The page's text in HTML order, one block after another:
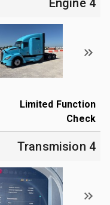
Limited Function
Check
4 Transmision